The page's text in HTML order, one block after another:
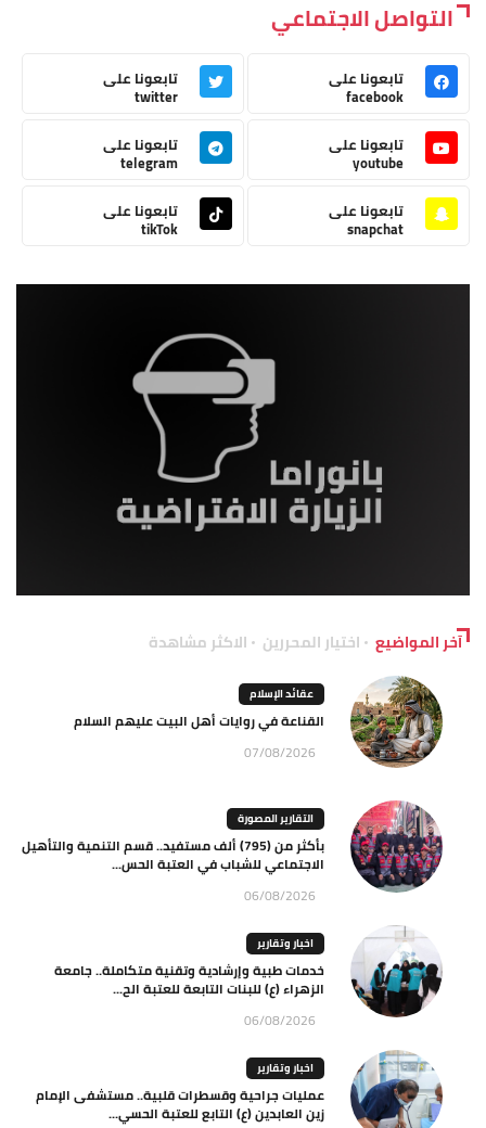
التواصل الاجتماعي
تابعونا على
facebook
تابعونا على
twitter
تابعونا على
youtube
تابعونا على
telegram
تابعونا على
snapchat
تابعونا على
tikTok
آخر المواضيع اختيار المحررين الاكثر مشاهدة
عقائد الإسلام
القناعة في روايات أهل البيت عليهم السلام
07/08/2026
التقارير المصورة
بأكثر من (795) ألف مستفيد.. قسم التنمية والتأهيل
الاجتماعي للشباب في العتبة الحس...
06/08/2026
اخبار وتقارير
خدمات طبية وإرشادية وتقنية متكاملة.. جامعة
الزهراء (ع) للبنات التابعة للعتبة الح...
06/08/2026
اخبار وتقارير
عمليات جراحية وقسطرات قلبية.. مستشفى الإمام
زين العابدين (ع) التابع للعتبة الحسي...